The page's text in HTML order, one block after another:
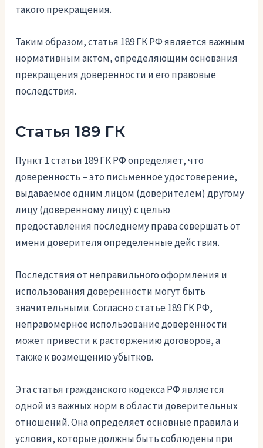
такого прекращения.
Таким образом, статья 189 ГК РФ является важным
нормативным актом, определяющим основания
прекращения доверенности и его правовые
последствия.
Статья 189 ГК
Пункт 1 статьи 189 ГК РФ определяет, что
доверенность – это письменное удостоверение,
выдаваемое одним лицом (доверителем) другому
лицу (доверенному лицу) с целью
предоставления последнему права совершать от
имени доверителя определенные действия.
Последствия от неправильного оформления и
использования доверенности могут быть
значительными. Согласно статье 189 ГК РФ,
неправомерное использование доверенности
может привести к расторжению договоров, а
также к возмещению убытков.
Эта статья гражданского кодекса РФ является
одной из важных норм в области доверительных
отношений. Она определяет основные правила и
условия, которые должны быть соблюдены при